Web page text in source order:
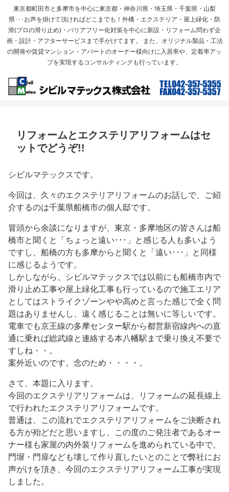
東京都町田市と多摩市を中心に東京都・神奈川県・埼玉県・千葉県・山梨
県･･･お声を掛けて頂ければどこまでも！外構・エクステリア・屋上緑化・防
滑(プロの滑り止め)・バリアフリー化対策を中心に新設・リフォーム問わず企
画・設計・アフターサービスまで手がけてます。 また、オリジナル製品・工法
の開発や賃貸マンション・アパートのオーナー様向けに入居率や、定着率アッ
プを実現するコンサルティングも行っています。
リフォームとエクステリアリフォームはセ
ットでどうぞ!!
シビルマテックスです。
今回は、久々のエクステリアリフォームのお話しで、ご紹
介するのは千葉県船橋市の個人邸です。
冒頭から余談になりますが、東京・多摩地区の皆さんは船
橋市と聞くと「ちょっと遠い･･･」と感じる人も多いよう
ですし、船橋の方も多摩からと聞くと「遠い･･･」と同様
に感じるようです。
しかしながら、シビルマテックスでは以前にも船橋市内で
滑り止め工事や屋上緑化工事も行っているので施工エリア
としてはストライクゾーンやや高めと言った感じで全く問
題はありませんし、遠く感じることは無いに等しいです。
電車でも京王線の多摩センター駅から都営新宿線内への直
通に乗れば総武線と連絡する本八幡駅まで乗り換え不要で
すしね・・。
案外近いのです。念のため・・・・。
さて、本題に入ります。
今回のエクステリアリフォームは、リフォームの延長線上
で行われたエクステリアリフォームです。
普通は、この流れでエクステリアリフォームをご決断され
る方が殆どだと思いますし、この度のご発注者であるオー
ナー様も家屋の内外装リフォームを進められている中で、
門塀・門扉なども壊して作り直したいとのことで弊社にお
声がけを頂き、今回のエクステリアリフォーム工事が実現
しました。